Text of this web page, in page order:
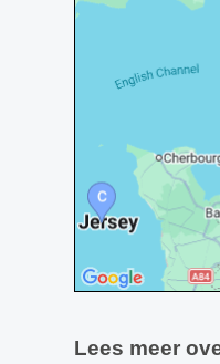
Lees meer